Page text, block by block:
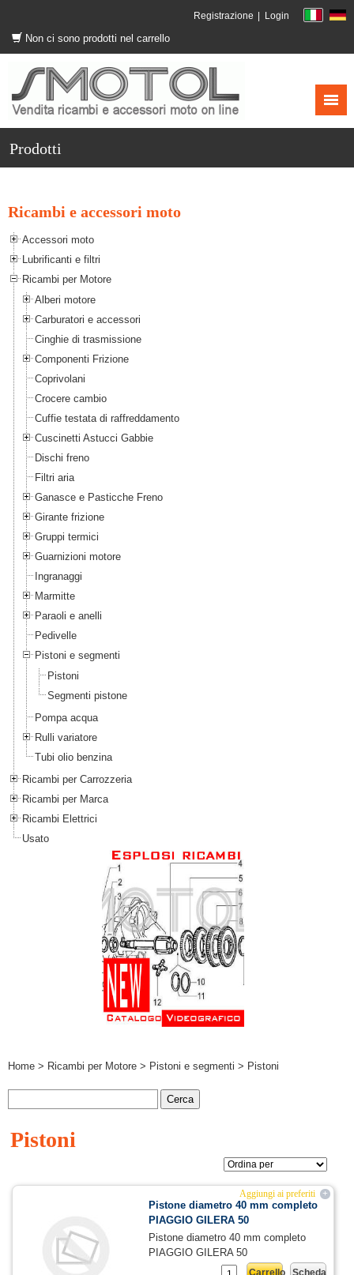
Registrazione Login
Non ci sono prodotti nel carrello
Prodotti
Ricambi e accessori moto
Accessori moto
Lubrificanti e filtri
Ricambi per Motore
Alberi motore
Carburatori e accessori
Cinghie di trasmissione
Componenti Frizione
Coprivolani
Crocere cambio
Cuffie testata di raffreddamento
Cuscinetti Astucci Gabbie
Dischi freno
Filtri aria
Ganasce e Pasticche Freno
Girante frizione
Gruppi termici
Guarnizioni motore
Ingranaggi
Marmitte
Paraoli e anelli
Pedivelle
Pistoni e segmenti
Pistoni
Segmenti pistone
Pompa acqua
Rulli variatore
Tubi olio benzina
Ricambi per Carrozzeria
Ricambi per Marca
Ricambi Elettrici
Usato
Home > Ricambi per Motore > Pistoni e segmenti > Pistoni
Pistoni
+
Aggiungi ai preferiti
Pistone diametro 40 mm completo
PIAGGIO GILERA 50
Pistone diametro 40 mm completo
PIAGGIO GILERA 50